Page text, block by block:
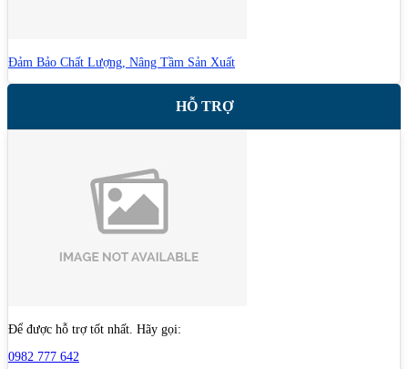
Đảm Bảo Chất Lượng, Nâng Tầm Sản Xuất
HỖ TRỢ
Để được hỗ trợ tốt nhất. Hãy gọi:
0982 777 642